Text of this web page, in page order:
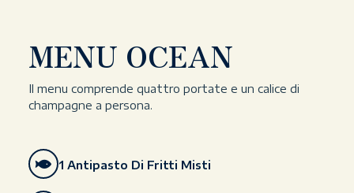
MENU OCEAN
Il menu comprende quattro portate e un calice di
champagne a persona.
1 Antipasto Di Fritti Misti